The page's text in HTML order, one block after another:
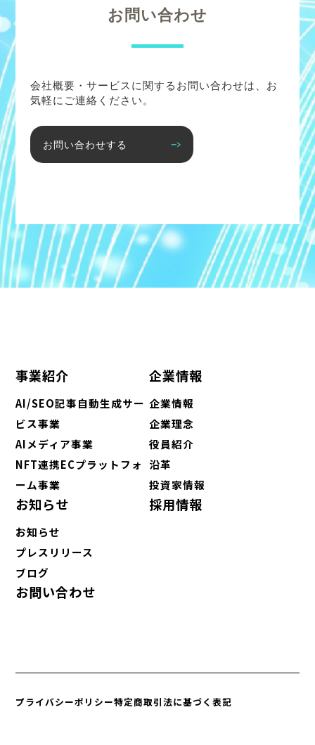
お問い合わせ
会社概要・サービスに関するお問い合わせは、お
気軽にご連絡ください。
お問い合わせする
事業紹介
AI/SEO記事自動生成サー
ビス事業
AIメディア事業
NFT連携ECプラットフォ
ーム事業
企業情報
企業情報
企業理念
役員紹介
沿革
投資家情報
お知らせ
お知らせ
プレスリリース
ブログ
採用情報
お問い合わせ
プライバシーポリシー特定商取引法に基づく表記